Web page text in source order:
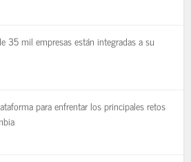
35 mil empresas están integradas a su
para enfrentar los principales retos